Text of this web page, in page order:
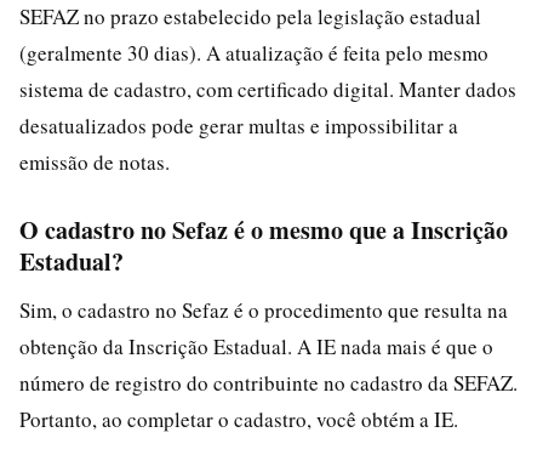
SEFAZ no prazo estabelecido pela legislação estadual
(geralmente 30 dias). A atualização é feita pelo mesmo
sistema de cadastro, com certificado digital. Manter dados
desatualizados pode gerar multas e impossibilitar a
emissão de notas.
O cadastro no Sefaz é o mesmo que a Inscrição
Estadual?
Sim, o cadastro no Sefaz é o procedimento que resulta na
obtenção da Inscrição Estadual. A IE nada mais é que o
número de registro do contribuinte no cadastro da SEFAZ.
Portanto, ao completar o cadastro, você obtém a IE.